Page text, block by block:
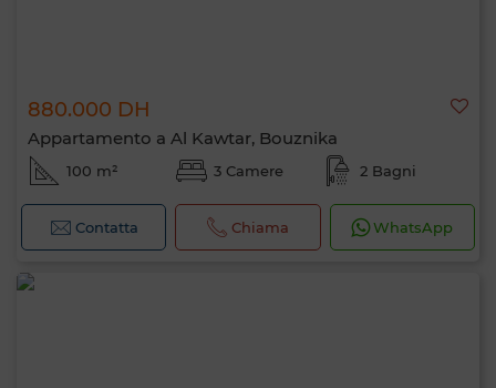
880.000 DH
Appartamento a Al Kawtar, Bouznika
100 m² 3 Camere 2 Bagni
Contatta Chiama WhatsApp